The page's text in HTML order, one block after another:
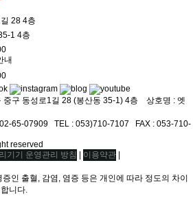
28 4층
1 4층
내
중구 동성로1길 28 (봉산동 35-1) 4층 상호명 : 엣
65-07909ㅤ TEL : 053)710-7107ㅤ FAX : 053-710-
reserved
기기 운영관리 방침 | 이용약관 |
인 출혈, 감염, 염증 등은 개인에 따라 정도의 차이
니다.